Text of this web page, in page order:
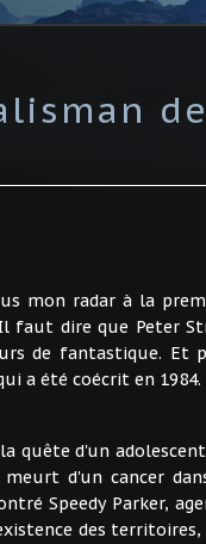
mon radar à la
faut dire que Peter
de fantastique. Et
a été coécrit en 1984.
quête d'un
meurt d'un cancer
Speedy Parker,
des